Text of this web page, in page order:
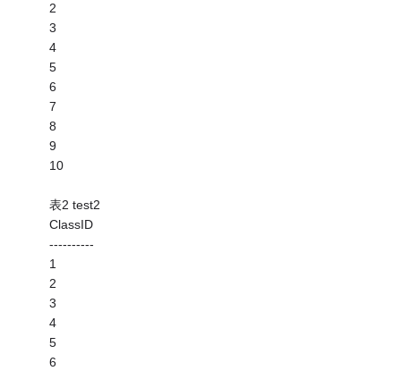
2
3
4
5
6
7
8
9
10
表2 test2
ClassID
----------
1
2
3
4
5
6